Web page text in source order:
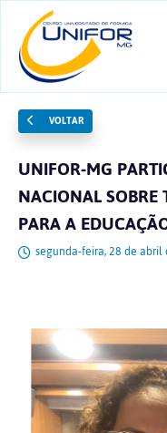
VOLTAR
UNIFOR-MG
NACIONAL
PARA A
segunda-feira, 28 de abril